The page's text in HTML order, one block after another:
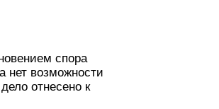
спора
нет возможности
отнесено к